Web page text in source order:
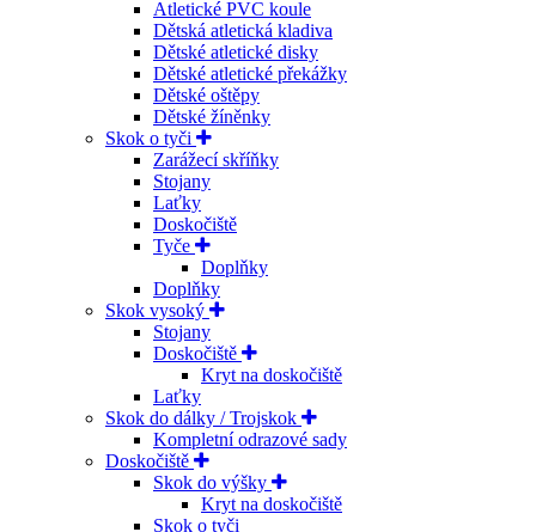
Atletické PVC koule
Dětská atletická kladiva
Dětské atletické disky
Dětské atletické překážky
Dětské oštěpy
Dětské žíněnky
Skok o tyči
Zarážecí skříňky
Stojany
Laťky
Doskočiště
Tyče
Doplňky
Doplňky
Skok vysoký
Stojany
Doskočiště
Kryt na doskočiště
Laťky
Skok do dálky / Trojskok
Kompletní odrazové sady
Doskočiště
Skok do výšky
Kryt na doskočiště
Skok o tyči